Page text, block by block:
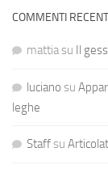
COMMENTI
mattiasu Il
luciano su
leghe
Staffsu